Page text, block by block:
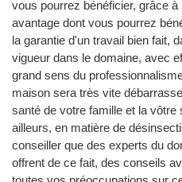
vous pourrez bénéficier, grâce
avantage dont vous pourrez
la garantie d'un travail bien fait,
vigueur dans le domaine, avec
grand sens du
maison sera très vite
santé de votre famille et la
ailleurs, en matière de
conseiller que des experts du
offrent de ce fait, des conseils